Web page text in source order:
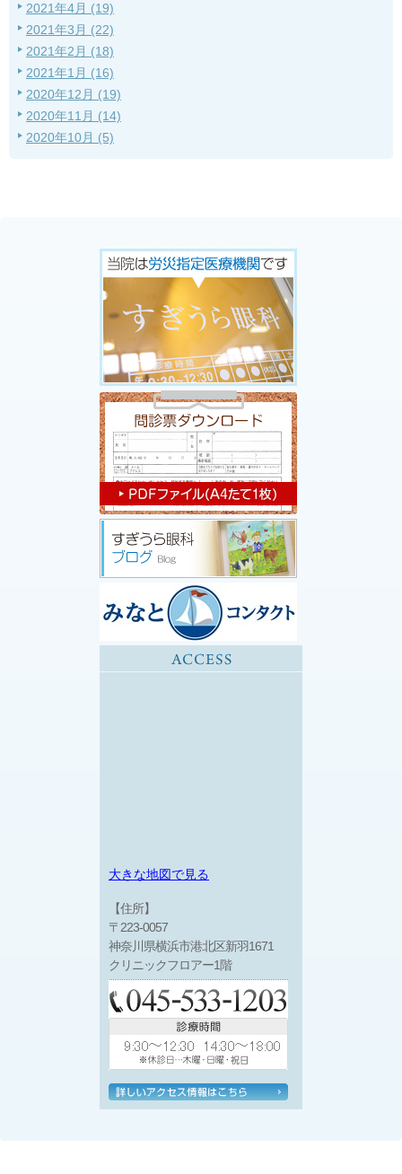
2021年4月 (19)
2021年3月 (22)
2021年2月 (18)
2021年1月 (16)
2020年12月 (19)
2020年11月 (14)
2020年10月 (5)
大きな地図で見る
【住所】
〒223-0057
神奈川県横浜市港北区新羽1671
クリニックフロアー1階